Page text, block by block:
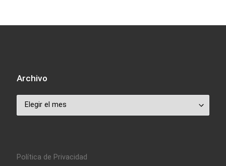
Archivo
Archivo
Política de Privacidad